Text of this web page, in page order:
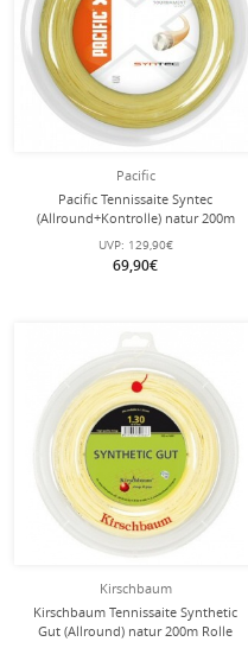
Pacific
Pacific Tennissaite Syntec
(Allround+Kontrolle) natur 200m
Rolle
UVP: 129,90€
69,90€
Kirschbaum
Kirschbaum Tennissaite Synthetic
Gut (Allround) natur 200m Rolle